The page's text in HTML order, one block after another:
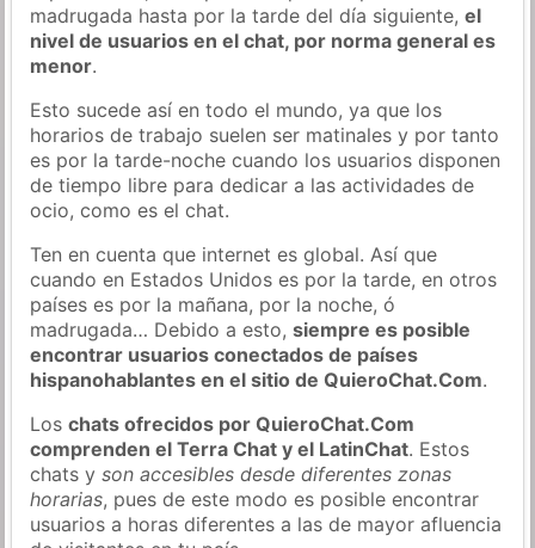
madrugada hasta por la tarde del día siguiente,el
nivel de usuarios en el chat, por norma general es
menor.
Esto sucede así en todo el mundo, ya que los
horarios de trabajo suelen ser matinales y por tanto
es por la tarde-noche cuando los usuarios disponen
de tiempo libre para dedicar a las actividades de
ocio, como es el chat.
Ten en cuenta que internet es global. Así que
cuando en Estados Unidos es por la tarde, en otros
países es por la mañana, por la noche, ó
madrugada… Debido a esto,siempre es posible
encontrar usuarios conectados de países
hispanohablantes en el sitio de QuieroChat.Com.
Loschats ofrecidos por QuieroChat.Com
comprenden el Terra Chat y el LatinChat. Estos
chats yson accesibles desde diferentes zonas
horarias, pues de este modo es posible encontrar
usuarios a horas diferentes a las de mayor afluencia